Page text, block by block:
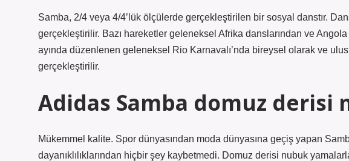
Samba, 2/4 veya 4/4’lük ölçülerde gerçekleştirilen bir sosyal danstır.
gerçekleştirilir. Bazı hareketler geleneksel Afrika danslarından ve
ayında düzenlenen geleneksel Rio Karnavalı’nda bireysel olarak ve
gerçekleştirilir.
Adidas Samba domuz derisi
Mükemmel kalite. Spor dünyasından moda dünyasına geçiş yapan
dayanıklılıklarından hiçbir şey kaybetmedi. Domuz derisi nubuk